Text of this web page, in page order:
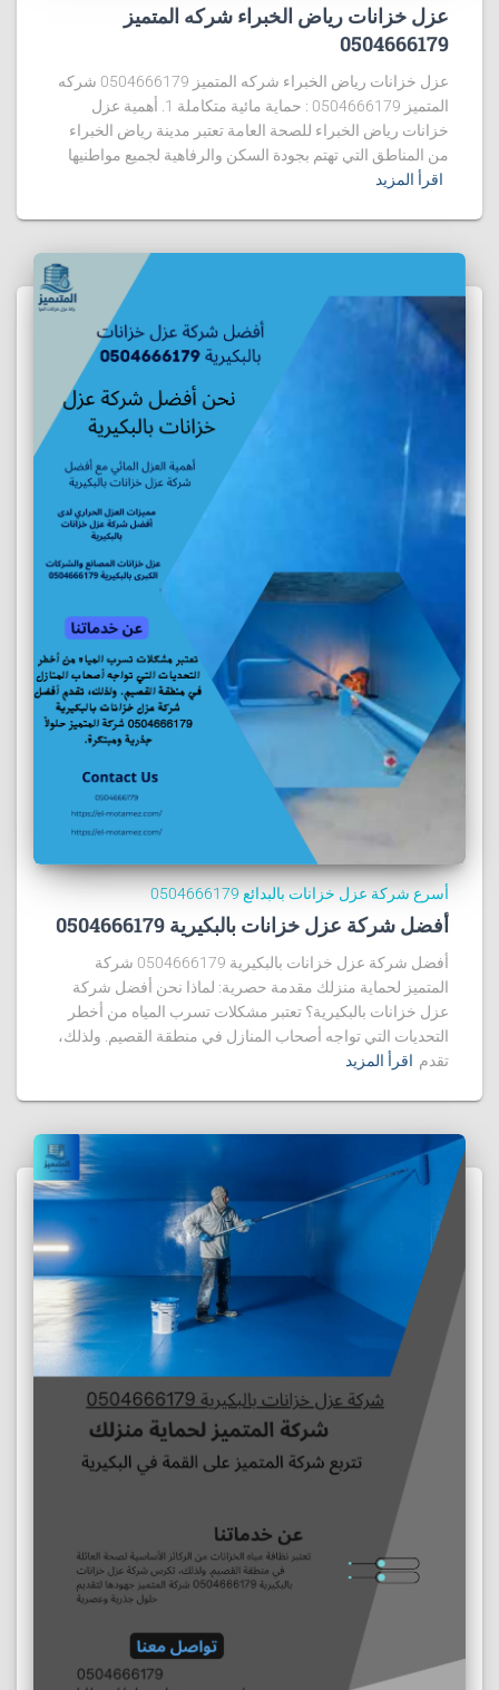
عزل خزانات رياض الخبراء شركه المتميز
0504666179
عزل خزانات رياض الخبراء شركه المتميز 0504666179 شركه
المتميز 0504666179 : حماية مائية متكاملة 1. أهمية عزل
خزانات رياض الخبراء للصحة العامة تعتبر مدينة رياض الخبراء
من المناطق التي تهتم بجودة السكن والرفاهية لجميع مواطنيها
اقرأ المزيد
أسرع شركة عزل خزانات بالبدائع 0504666179
أفضل شركة عزل خزانات بالبكيرية 0504666179
أفضل شركة عزل خزانات بالبكيرية 0504666179 شركة
المتميز لحماية منزلك مقدمة حصرية: لماذا نحن أفضل شركة
عزل خزانات بالبكيرية؟ تعتبر مشكلات تسرب المياه من أخطر
التحديات التي تواجه أصحاب المنازل في منطقة القصيم. ولذلك،
تقدم اقرأ المزيد